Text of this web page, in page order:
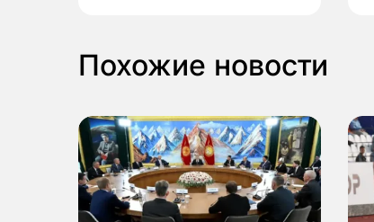
Похожие новости